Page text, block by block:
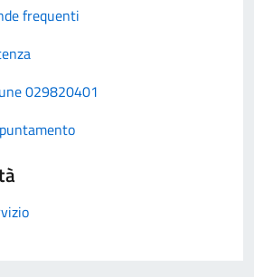
frequenti
029820401